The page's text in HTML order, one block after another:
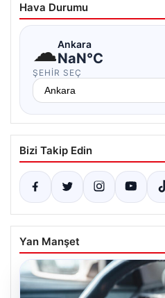
Hava Durumu
☁Ankara
NaN°C
ŞEHIR SEÇ
Bizi Takip Edin
Yan Manşet